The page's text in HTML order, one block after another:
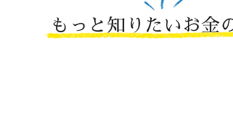
もっと知りたいお金